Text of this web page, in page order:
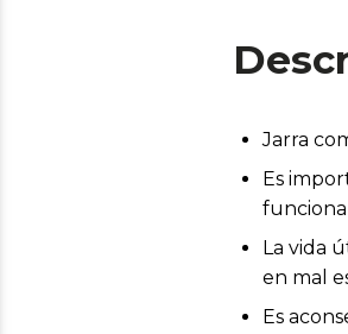
Jarra
Es
La vida
en mal
Es